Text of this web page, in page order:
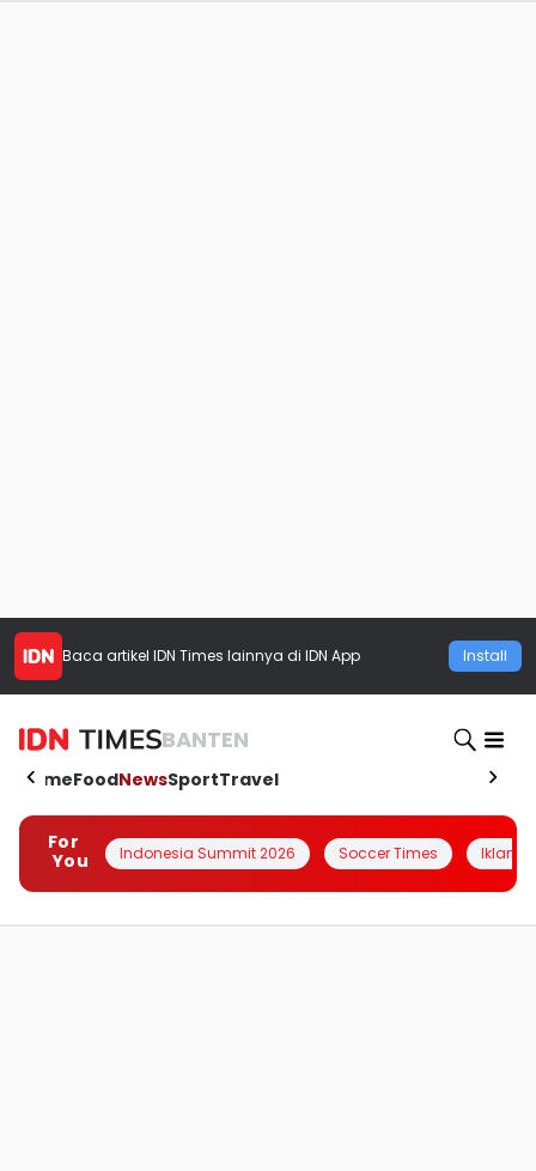
Baca artikel IDN Times lainnya di IDN App Install
BANTEN
HomeFoodNewsSportTravel
For
You
Indonesia Summit 2026 Soccer Times Iklanin